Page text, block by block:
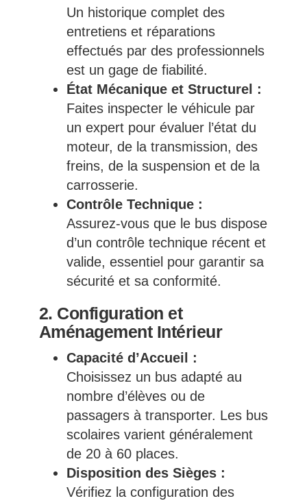
Un historique complet des
entretiens et réparations
effectués par des professionnels
est un gage de fiabilité.
État Mécanique et Structurel :
Faites inspecter le véhicule par
un expert pour évaluer l’état du
moteur, de la transmission, des
freins, de la suspension et de la
carrosserie.
Contrôle Technique :
Assurez-vous que le bus dispose
d’un contrôle technique récent et
valide, essentiel pour garantir sa
sécurité et sa conformité.
2. Configuration et
Aménagement Intérieur
Capacité d’Accueil :
Choisissez un bus adapté au
nombre d’élèves ou de
passagers à transporter. Les bus
scolaires varient généralement
de 20 à 60 places.
Disposition des Sièges :
Vérifiez la configuration des